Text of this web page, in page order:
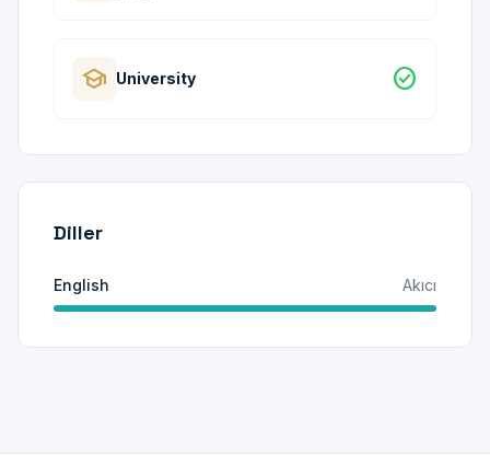
school University check_circle
Diller
English Akıcı